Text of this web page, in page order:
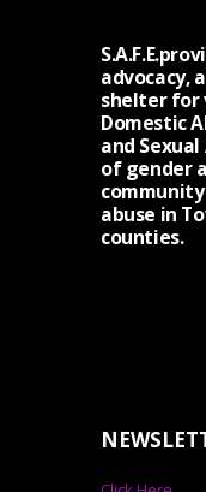
advocacy,
shelter for
Domestic
and
of gender
abuse in
counties.